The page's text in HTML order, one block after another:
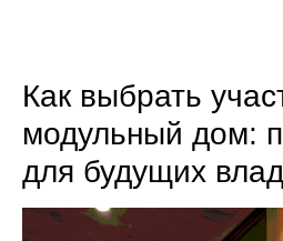
Как выбрать
модульный дом:
для будущих